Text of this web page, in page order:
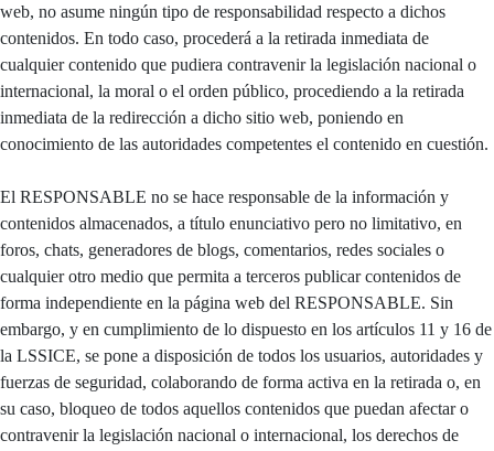
web, no asume ningún tipo de responsabilidad respecto a dichos
contenidos. En todo caso, procederá a la retirada inmediata de
cualquier contenido que pudiera contravenir la legislación nacional o
internacional, la moral o el orden público, procediendo a la retirada
inmediata de la redirección a dicho sitio web, poniendo en
conocimiento de las autoridades competentes el contenido en cuestión.
El RESPONSABLE no se hace responsable de la información y
contenidos almacenados, a título enunciativo pero no limitativo, en
foros, chats, generadores de blogs, comentarios, redes sociales o
cualquier otro medio que permita a terceros publicar contenidos de
forma independiente en la página web del RESPONSABLE. Sin
embargo, y en cumplimiento de lo dispuesto en los artículos 11 y 16 de
la LSSICE, se pone a disposición de todos los usuarios, autoridades y
fuerzas de seguridad, colaborando de forma activa en la retirada o, en
su caso, bloqueo de todos aquellos contenidos que puedan afectar o
contravenir la legislación nacional o internacional, los derechos de